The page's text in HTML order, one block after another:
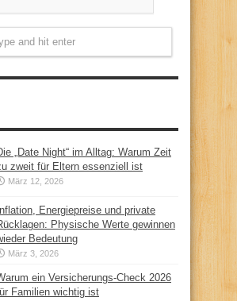
„Date Night“ im Alltag: Warum Zeit
zweit für Eltern essenziell ist
März 12, 2026
Inflation, Energiepreise und private
Physische Werte gewinnen
Bedeutung
März 3, 2026
ein Versicherungs-Check 2026
Familien wichtig ist